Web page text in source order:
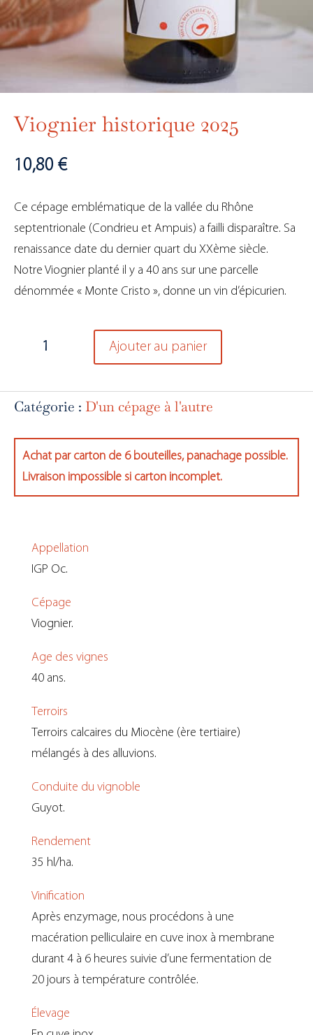
Viognier historique 2025
10,80 €
Ce cépage emblématique de la vallée du Rhône
septentrionale (Condrieu et Ampuis) a failli disparaître. Sa
renaissance date du dernier quart du XXème siècle.
Notre Viognier planté il y a 40 ans sur une parcelle
dénommée « Monte Cristo », donne un vin d’épicurien.
historique
2025
Ajouter au panier
Catégorie : D'un cépage à l'autre
Achat par carton de 6 bouteilles, panachage possible.
Livraison impossible si carton incomplet.
Appellation
IGP Oc.
Cépage
Viognier.
Age des vignes
40 ans.
Terroirs
Terroirs calcaires du Miocène (ère tertiaire)
mélangés à des alluvions.
Conduite du vignoble
Guyot.
Rendement
35 hl/ha.
Vinification
Après enzymage, nous procédons à une
macération pelliculaire en cuve inox à membrane
durant 4 à 6 heures suivie d’une fermentation de
20 jours à température contrôlée.
Élevage